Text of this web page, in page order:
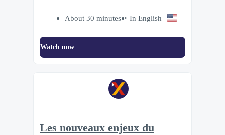
About 30 minutes In English
Watch now
Les nouveaux enjeux du